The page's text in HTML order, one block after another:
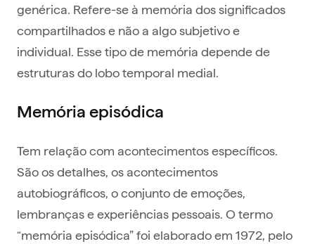
genérica. Refere-se à memória dos significados
compartilhados e não a algo subjetivo e
individual. Esse tipo de memória depende de
estruturas do lobo temporal medial.
Memória episódica
Tem relação com acontecimentos específicos.
São os detalhes, os acontecimentos
autobiográficos, o conjunto de emoções,
lembranças e experiências pessoais. O termo
“memória episódica” foi elaborado em 1972, pelo